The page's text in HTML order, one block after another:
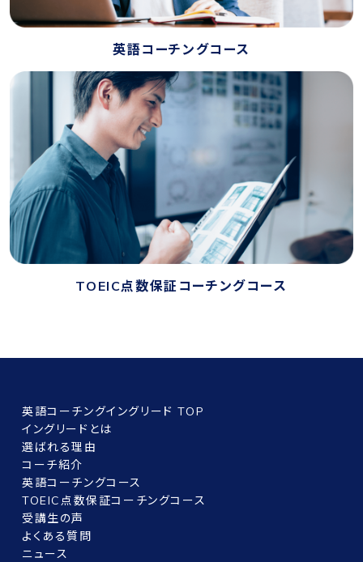
英語コーチングコース
TOEIC点数保証コーチングコース
英語コーチングイングリード TOP
イングリードとは
選ばれる理由
コーチ紹介
英語コーチングコース
TOEIC点数保証コーチングコース
受講生の声
よくある質問
ニュース